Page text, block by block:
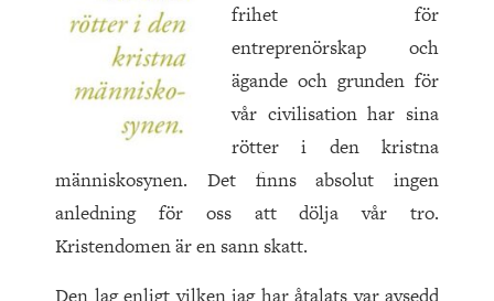
frihet för
entreprenörskap och
ägande och grunden för
vår civilisation har sina
rötter i den kristna
människosynen. Det finns absolut ingen
anledning för oss att dölja vår tro.
Kristendomen är en sann skatt.